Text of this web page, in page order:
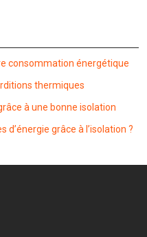
consommation énergétique
thermiques
à une bonne isolation
grâce à l’isolation ?